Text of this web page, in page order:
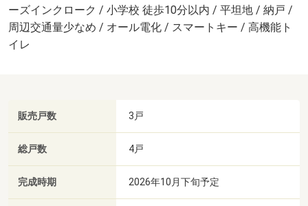
ーズインクローク / 小学校 徒歩10分以内 / 平坦地 / 納戸 /
周辺交通量少なめ / オール電化 / スマートキー / 高機能ト
イレ
販売戸数 3戸
総戸数 4戸
完成時期 2026年10月下旬予定